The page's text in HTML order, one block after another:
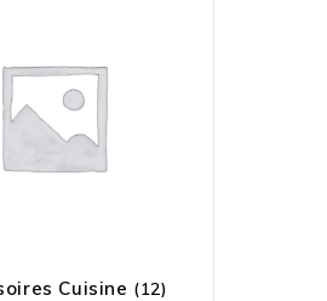
Cuisine (12)